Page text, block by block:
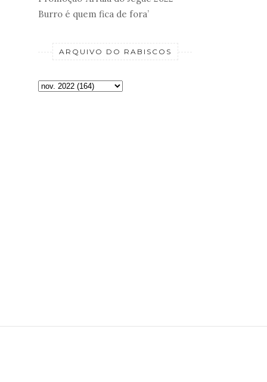
Burro é quem fica de fora’
ARQUIVO DO RABISCOS